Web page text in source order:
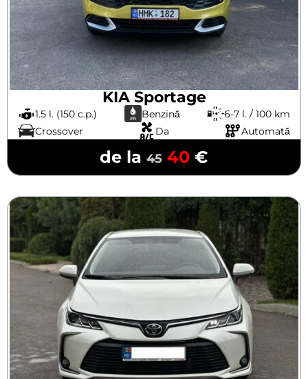
KIA Sportage
1.5 l. (150 c.p.) Benzină
6-7 l. / 100 km
Crossover
Da Automată
de la 45 40 €